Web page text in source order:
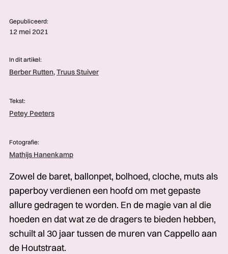
Gepubliceerd:
12 mei 2021
In dit artikel:
Berber Rutten,Truus Stuiver
Tekst:
Petey Peeters
Fotografie:
Mathijs Hanenkamp
Zowel de baret, ballonpet, bolhoed, cloche, muts als
paperboy verdienen een hoofd om met gepaste
allure gedragen te worden. En de magie van al die
hoeden en dat wat ze de dragers te bieden hebben,
schuilt al 30 jaar tussen de muren van Cappello aan
de Houtstraat.